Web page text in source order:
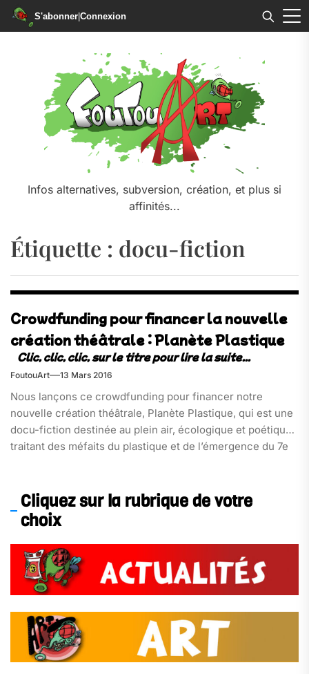
S'abonner|Connexion
Infos alternatives, subversion, création, et plus si
affinités...
Étiquette : docu-fiction
Crowdfunding pour financer la nouvelle
création théâtrale : Planète Plastique
FoutouArt 13 Mars 2016
Nous lançons ce crowdfunding pour financer notre
nouvelle création théâtrale, Planète Plastique, qui est une
docu-fiction destinée au plein air, écologique et poétique,
traitant des méfaits du plastique et de l’émergence du 7e
Cliquez sur la rubrique de votre
choix